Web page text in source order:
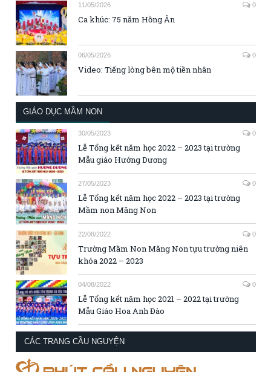
11/05/2026 0
Ca khúc: 75 năm Hồng Ân
06/05/2026 0
Video: Tiếng lòng bên mộ tiền nhân
GIÁO DỤC MẦM NON
30/05/2023 0
Lễ Tổng kết năm học 2022 – 2023 tại trường
Mẫu giáo Hướng Dương
27/05/2023 0
Lễ Tổng kết năm học 2022 – 2023 tại trường
Mầm non Măng Non
22/08/2022 0
Trường Mầm Non Măng Non tựu trường niên
khóa 2022 – 2023
04/08/2022 0
Lễ Tổng kết năm học 2021 – 2022 tại trường
Mẫu Giáo Hoa Anh Đào
CÁC TRANG CẦU NGUYỆN